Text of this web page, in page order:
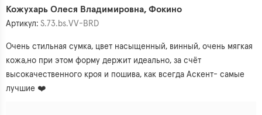
Кожухарь Олеся Владимировна, Фокино
Артикул: S.73.bs.VV-BRD
Очень стильная сумка, цвет насыщенный, винный, очень мягкая
кожа,но при этом форму держит идеально, за счёт
высокачественного кроя и пошива, как всегда Аскент- самые
лучшие ❤️